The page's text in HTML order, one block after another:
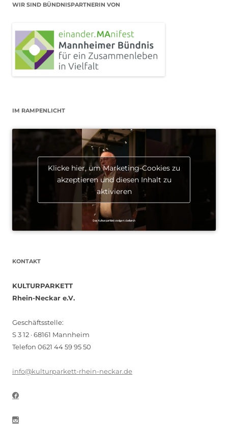
WIR SIND BÜNDNISPARTNERIN VON
IM RAMPENLICHT
Klicke hier, um Marketing-Cookies zu
akzeptieren und diesen Inhalt zu
aktivieren
KONTAKT
KULTURPARKETT
Rhein-Neckar e.V.
Geschäftsstelle:
S 3 12 · 68161 Mannheim
Telefon 0621 44 59 95 50
info@kulturparkett-rhein-neckar.de